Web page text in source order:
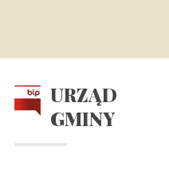
URZĄD
GMINY